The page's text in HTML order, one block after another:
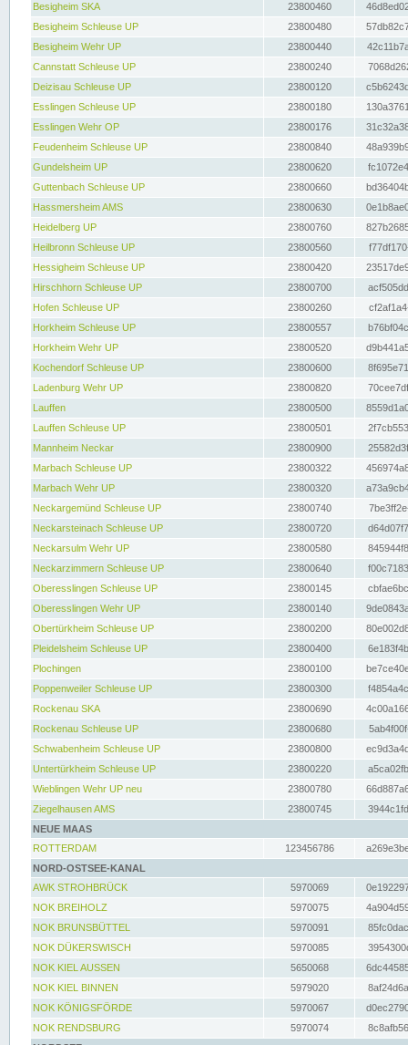
Besigheim SKA
23800460
Besigheim Schleuse UP
23800480
Besigheim Wehr UP
23800440
Cannstatt Schleuse UP
23800240
Deizisau Schleuse UP
23800120
Esslingen Schleuse UP
23800180
Esslingen Wehr OP
23800176
Feudenheim Schleuse UP
23800840
Gundelsheim UP
23800620
Guttenbach Schleuse UP
23800660
Hassmersheim AMS
23800630
Heidelberg UP
23800760
Heilbronn Schleuse UP
23800560
Hessigheim Schleuse UP
23800420
Hirschhorn Schleuse UP
23800700
Hofen Schleuse UP
23800260
Horkheim Schleuse UP
23800557
Horkheim Wehr UP
23800520
Kochendorf Schleuse UP
23800600
Ladenburg Wehr UP
23800820
Lauffen
23800500
Lauffen Schleuse UP
23800501
Mannheim Neckar
23800900
Marbach Schleuse UP
23800322
Marbach Wehr UP
23800320
Neckargemünd Schleuse UP
23800740
Neckarsteinach Schleuse UP
23800720
Neckarsulm Wehr UP
23800580
Neckarzimmern Schleuse UP
23800640
Oberesslingen Schleuse UP
23800145
Oberesslingen Wehr UP
23800140
Obertürkheim Schleuse UP
23800200
Pleidelsheim Schleuse UP
23800400
Plochingen
23800100
Poppenweiler Schleuse UP
23800300
Rockenau SKA
23800690
Rockenau Schleuse UP
23800680
Schwabenheim Schleuse UP
23800800
Untertürkheim Schleuse UP
23800220
Wieblingen Wehr UP neu
23800780
Ziegelhausen AMS
23800745
NEUE MAAS
ROTTERDAM
123456786
NORD-OSTSEE-KANAL
AWK STROHBRÜCK
5970069
NOK BREIHOLZ
5970075
NOK BRUNSBÜTTEL
5970091
NOK DÜKERSWISCH
5970085
NOK KIEL AUSSEN
5650068
NOK KIEL BINNEN
5979020
NOK KÖNIGSFÖRDE
5970067
NOK RENDSBURG
5970074